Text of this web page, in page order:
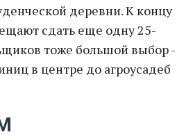
деревни. К концу
сдать еще одну 25-
тоже большой выбор -
в центре до агроусадеб